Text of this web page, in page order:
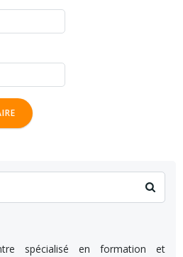
spécialisé en formation et